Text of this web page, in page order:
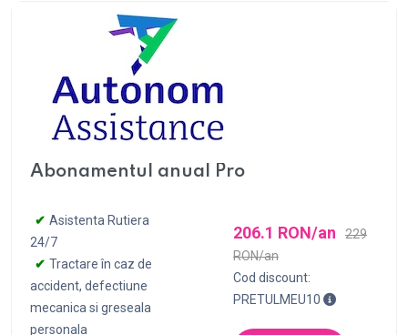
Abonamentul anual Pro
Asistenta Rutiera
24/7
Tractare în caz de
accident, defectiune
mecanica si greseala
personala
206.1 RON/an
229
RON/an
Cod discount:
PRETULMEU10
Pentru